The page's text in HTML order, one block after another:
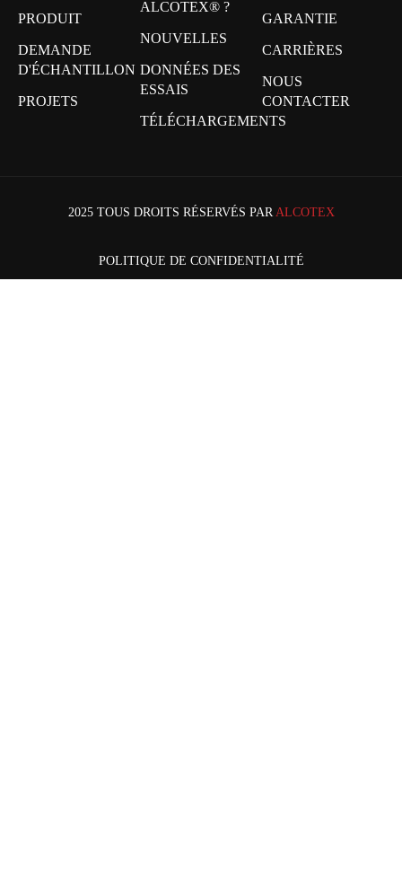
PRODUIT
DEMANDE
D'ÉCHANTILLON
PROJETS
ALCOTEX® ?
NOUVELLES
DONNÉES DES
ESSAIS
TÉLÉCHARGEMENTS
GARANTIE
CARRIÈRES
NOUS
CONTACTER
2025 TOUS DROITS RÉSERVÉS PAR ALCOTEX
POLITIQUE DE CONFIDENTIALITÉ